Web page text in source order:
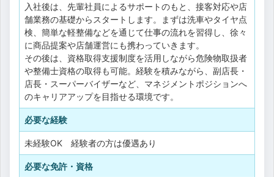
入社後は、先輩社員によるサポートのもと、接客対応や店
舗業務の基礎からスタートします。まずは洗車やタイヤ点
検、簡単な軽整備などを通じて仕事の流れを習得し、徐々
に商品提案や店舗運営にも携わっていきます。
その後は、資格取得支援制度を活用しながら危険物取扱者
や整備士資格の取得も可能。経験を積みながら、副店長・
店長・スーパーバイザーなど、マネジメントポジションへ
のキャリアアップを目指せる環境です。
必要な経験
未経験OK 経験者の方は優遇あり
必要な免許・資格